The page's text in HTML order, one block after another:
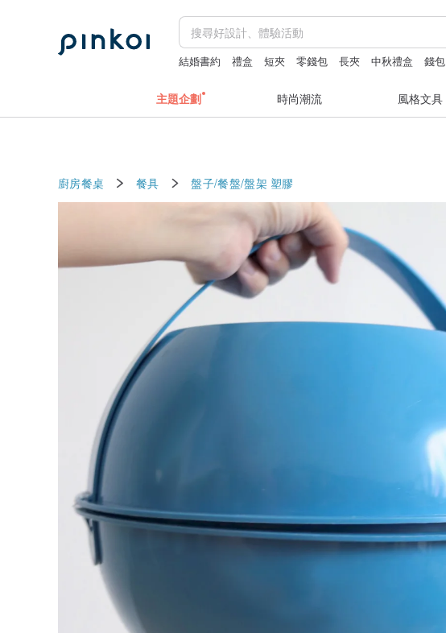
結婚書約 禮盒 短夾 零錢包 長夾 中秋禮盒 錢包
主題企劃 時尚潮流 風格文具
廚房餐桌 餐具 盤子/餐盤/盤架 塑膠